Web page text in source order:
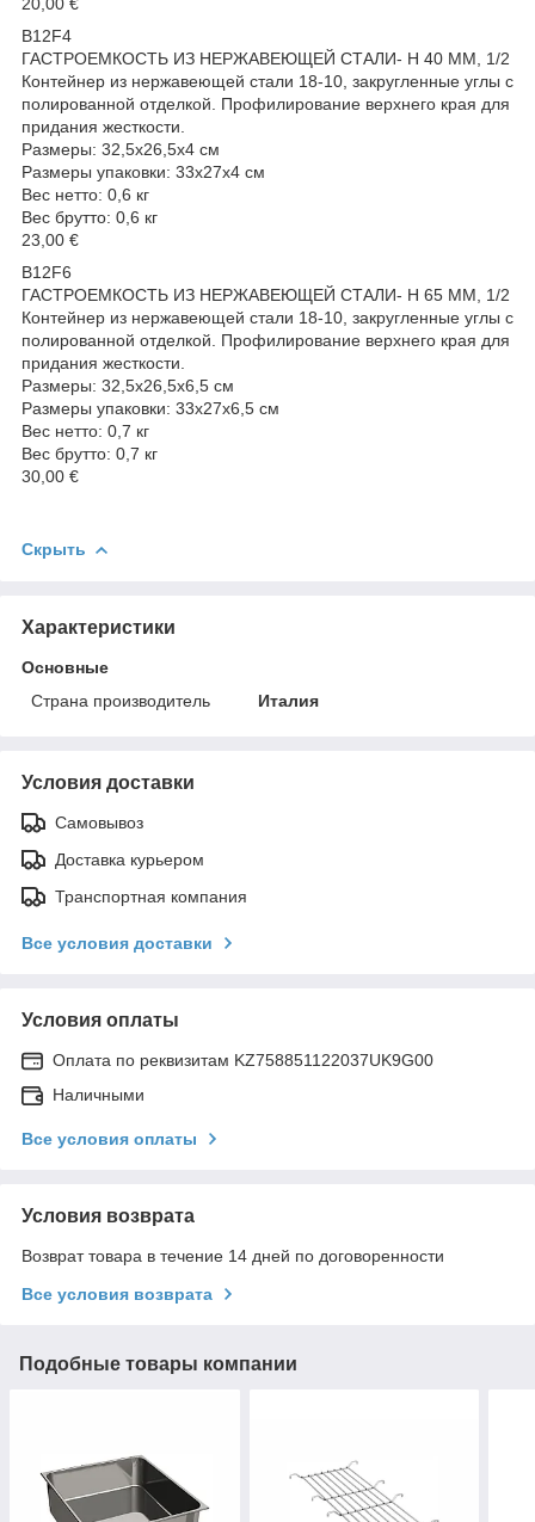
B12F4
ГАСТРОЕМКОСТЬ ИЗ НЕРЖАВЕЮЩЕЙ СТАЛИ- H 40 MM, 1/2
Контейнер из нержавеющей стали 18-10, закругленные углы с
полированной отделкой. Профилирование верхнего края для
придания жесткости.
Размеры: 32,5x26,5x4 см
Размеры упаковки: 33x27x4 см
Вес нетто: 0,6 кг
Вес брутто: 0,6 кг
23,00 €
B12F6
ГАСТРОЕМКОСТЬ ИЗ НЕРЖАВЕЮЩЕЙ СТАЛИ- H 65 MM, 1/2
Контейнер из нержавеющей стали 18-10, закругленные углы с
полированной отделкой. Профилирование верхнего края для
придания жесткости.
Размеры: 32,5x26,5x6,5 см
Размеры упаковки: 33x27x6,5 см
Вес нетто: 0,7 кг
Вес брутто: 0,7 кг
30,00 €
Скрыть
Характеристики
Основные
Страна производитель
Италия
Условия доставки
Самовывоз
Доставка курьером
Транспортная компания
Все условия доставки
Условия оплаты
Оплата по реквизитам KZ758851122037UK9G00
Наличными
Все условия оплаты
Условия возврата
Возврат товара в течение 14 дней по договоренности
Все условия возврата
Подобные товары компании